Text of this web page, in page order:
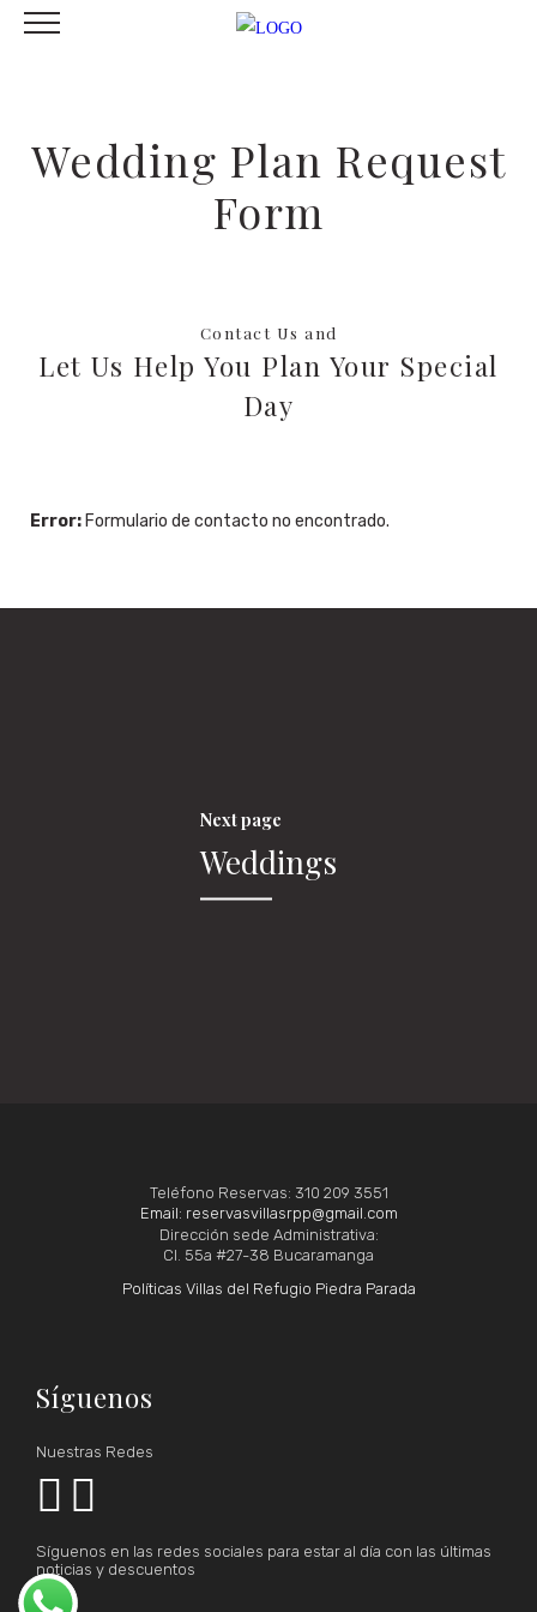
Wedding Plan Request
Form
Contact Us and
Let Us Help You Plan Your Special
Day
Error: Formulario de contacto no encontrado.
Next page
Weddings
Teléfono Reservas: 310 209 3551
Email: reservasvillasrpp@gmail.com
Dirección sede Administrativa:
Cl. 55a #27-38 Bucaramanga
Políticas Villas del Refugio Piedra Parada
Síguenos
Nuestras Redes
 
Síguenos en las redes sociales para estar al día con las últimas
noticias y descuentos